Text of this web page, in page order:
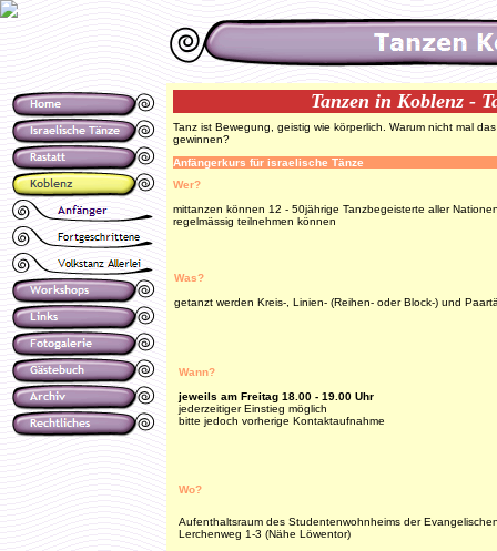
Tanzen in Koblenz -
Tanz ist Bewegung, geistig wie körperlich. Warum nicht mal
gewinnen?
Anfängerkurs für israelische Tänze
Wer?
mittanzen können 12 - 50jährige Tanzbegeisterte aller
regelmässig teilnehmen können
Was?
getanzt werden Kreis-, Linien- (Reihen- oder Block-) und
Wann?
jeweils am Freitag 18.00 - 19.00 Uhr
jederzeitiger Einstieg möglich
bitte jedoch vorherige Kontaktaufnahme
Wo?
Aufenthaltsraum des Studentenwohnheims der
Lerchenweg 1-3 (Nähe Löwentor)